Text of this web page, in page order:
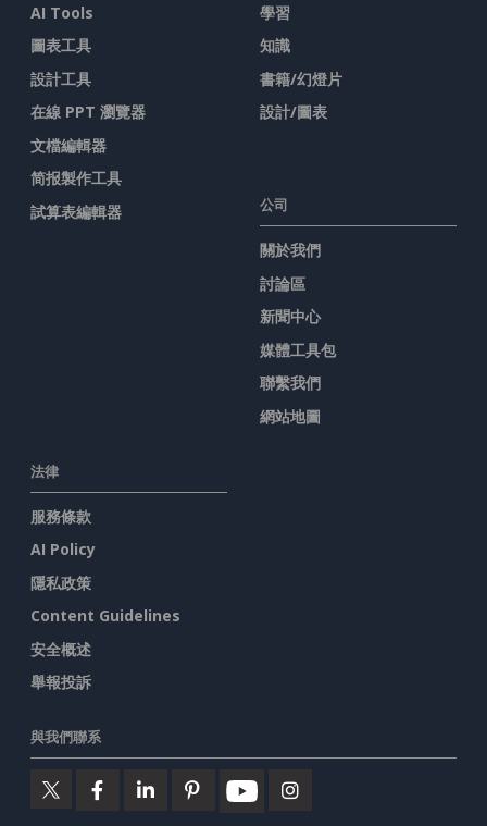
AI Tools
圖表工具
設計工具
在線 PPT 瀏覽器
文檔編輯器
简报製作工具
試算表編輯器
學習
知識
書籍/幻燈片
設計/圖表
公司
關於我們
討論區
新聞中心
媒體工具包
聯繫我們
網站地圖
法律
服務條款
AI Policy
隱私政策
Content Guidelines
安全概述
舉報投訴
與我們聯系